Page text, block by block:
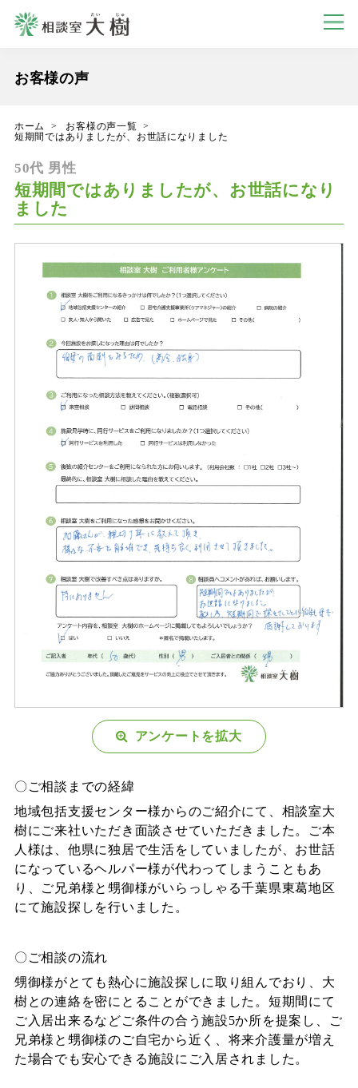
お客様の声
ホーム
お客様の声一覧
短期間ではありましたが、お世話になりました
50代 男性
短期間ではありましたが、お世話になり
ました
アンケートを拡大
〇ご相談までの経緯
地域包括支援センター様からのご紹介にて、相談室大
樹にご来社いただき面談させていただきました。ご本
人様は、他県に独居で生活をしていましたが、お世話
になっているヘルパー様が代わってしまうこともあ
り、ご兄弟様と甥御様がいらっしゃる千葉県東葛地区
にて施設探しを行いました。
〇ご相談の流れ
甥御様がとても熱心に施設探しに取り組んでおり、大
樹との連絡を密にとることができました。短期間にて
ご入居出来るなどご条件の合う施設5か所を提案し、ご
兄弟様と甥御様のご自宅から近く、将来介護量が増え
た場合でも安心できる施設にご入居されました。